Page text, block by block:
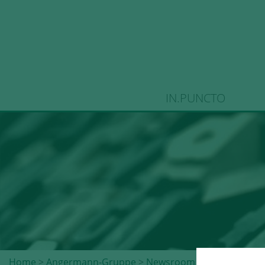
IN.PUNCTO
Home > Angermann-Gruppe > Newsroom